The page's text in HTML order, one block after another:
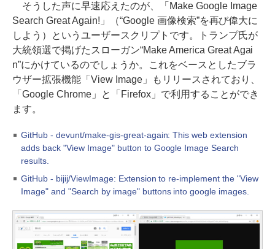
そうした声に早速応えたのが、「Make Google Image
Search Great Again!」（“Google 画像検索”を再び偉大に
しよう）というユーザースクリプトです。トランプ氏が
大統領選で掲げたスローガン“Make America Great Agai
n”にかけているのでしょうか。これをベースとしたブラ
ウザー拡張機能「View Image」もリリースされており、
「Google Chrome」と「Firefox」で利用することができ
ます。
GitHub - devunt/make-gis-great-again: This web extension
adds back "View Image" button to Google Image Search
results.
GitHub - bijij/ViewImage: Extension to re-implement the "View
Image" and "Search by image" buttons into google images.